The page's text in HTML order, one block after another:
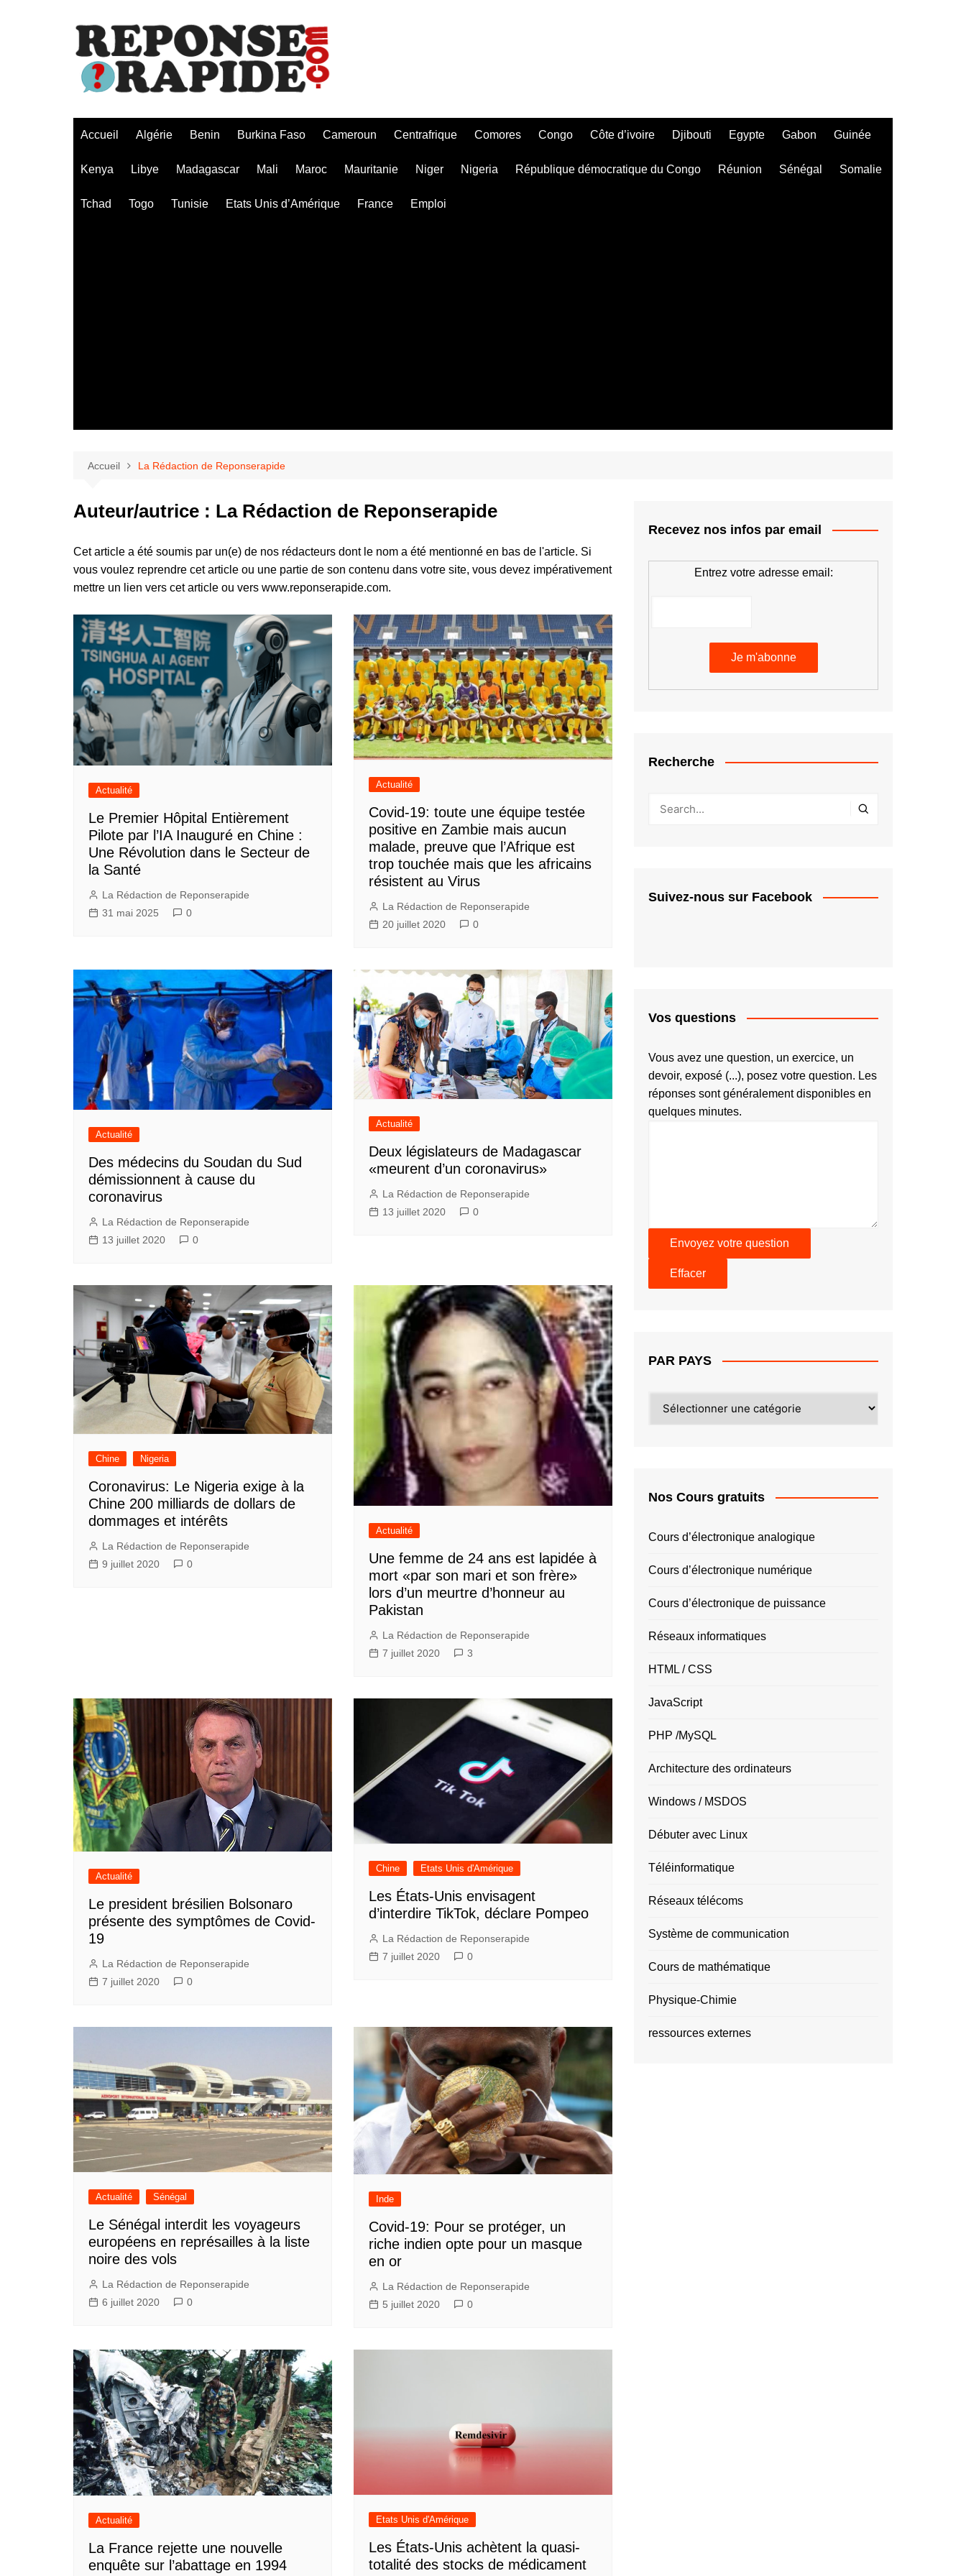
Accueil Algérie Benin Burkina Faso Cameroun Centrafrique Comores Congo Côte d’ivoire Djibouti Egypte Gabon Guinée
Kenya Libye Madagascar Mali Maroc Mauritanie Niger Nigeria République démocratique du Congo Réunion Sénégal Somalie
Tchad Togo Tunisie Etats Unis d’Amérique France Emploi
Accueil La Rédaction de Reponserapide
Auteur/autrice : La Rédaction de Reponserapide
Cet article a été soumis par un(e) de nos rédacteurs dont le nom a été mentionné en bas de l'article. Si
vous voulez reprendre cet article ou une partie de son contenu dans votre site, vous devez impérativement
mettre un lien vers cet article ou vers www.reponserapide.com.
Actualité
Le Premier Hôpital Entièrement
Pilote par l’IA Inauguré en Chine :
Une Révolution dans le Secteur de
la Santé
La Rédaction de Reponserapide
31 mai 2025
0
Actualité
Covid-19: toute une équipe testée
positive en Zambie mais aucun
malade, preuve que l’Afrique est
trop touchée mais que les africains
résistent au Virus
La Rédaction de Reponserapide
20 juillet 2020
0
Actualité
Des médecins du Soudan du Sud
démissionnent à cause du
coronavirus
La Rédaction de Reponserapide
13 juillet 2020
0
Actualité
Deux législateurs de Madagascar
«meurent d’un coronavirus»
La Rédaction de Reponserapide
13 juillet 2020
0
Chine Nigeria
Coronavirus: Le Nigeria exige à la
Chine 200 milliards de dollars de
dommages et intérêts
La Rédaction de Reponserapide
9 juillet 2020
0
Actualité
Une femme de 24 ans est lapidée à
mort «par son mari et son frère»
lors d’un meurtre d’honneur au
Pakistan
La Rédaction de Reponserapide
7 juillet 2020
3
Actualité
Le president brésilien Bolsonaro
présente des symptômes de Covid-
19
La Rédaction de Reponserapide
7 juillet 2020
0
Chine Etats Unis d'Amérique
Les États-Unis envisagent
d’interdire TikTok, déclare Pompeo
La Rédaction de Reponserapide
7 juillet 2020
0
Actualité Sénégal
Le Sénégal interdit les voyageurs
européens en représailles à la liste
noire des vols
La Rédaction de Reponserapide
6 juillet 2020
0
Inde
Covid-19: Pour se protéger, un
riche indien opte pour un masque
en or
La Rédaction de Reponserapide
5 juillet 2020
0
Actualité
La France rejette une nouvelle
enquête sur l’abattage en 1994
Etats Unis d'Amérique
Les États-Unis achètent la quasi-
totalité des stocks de médicament
Recevez nos infos par email
Entrez votre adresse email:
Recherche
Suivez-nous sur Facebook
Vos questions
Vous avez une question, un exercice, un
devoir, exposé (...), posez votre question. Les
réponses sont généralement disponibles en
quelques minutes.
PAR PAYS
PAYS
Nos Cours gratuits
Cours d’électronique analogique
Cours d’électronique numérique
Cours d’électronique de puissance
Réseaux informatiques
HTML / CSS
JavaScript
PHP /MySQL
Architecture des ordinateurs
Windows / MSDOS
Débuter avec Linux
Téléinformatique
Réseaux télécoms
Système de communication
Cours de mathématique
Physique-Chimie
ressources externes